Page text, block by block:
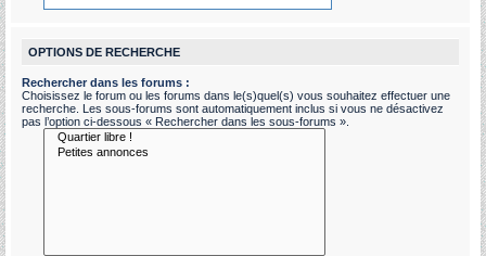
OPTIONS DE RECHERCHE
Rechercher dans les forums :
Choisissez le forum ou les forums dans le(s)quel(s) vous souhaitez effectuer une
recherche. Les sous-forums sont automatiquement inclus si vous ne désactivez
pas l’option ci-dessous « Rechercher dans les sous-forums ».